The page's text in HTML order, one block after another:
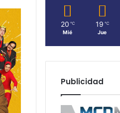
20 ℃
Mié
19 ℃
Jue
Publicidad